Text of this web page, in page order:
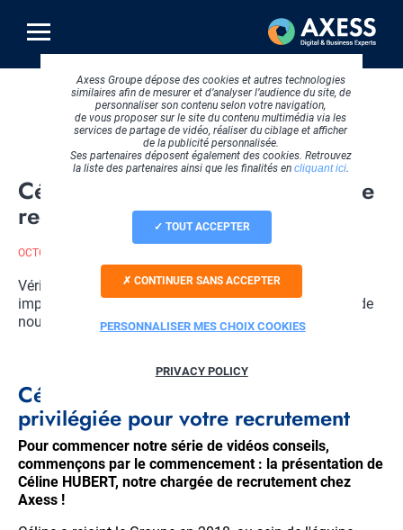
contenu
principal
Accueil Espace carrière
La communauté Axess
Vidéos RH
Céline HUBERT, votre chargée de recrutement chez Axess
Céline HUBERT, votre chargée de
recrutement chez Axess
OCTOBRE 2021
Véritable chasseuse de talents, Céline a une mission
importante pour Axess : agrandir la Team Axess avec de
nouveaux talents et de nouvelles personnalités !
Céline HUBERT, l'interlocutrice
privilégiée pour votre recrutement
Pour commencer notre série de vidéos conseils,
commençons par le commencement : la présentation de
Céline HUBERT, notre chargée de recrutement chez
Axess !
Axess Groupe dépose des cookies et autres technologies
similaires afin de mesurer et d’analyser l’audience du site, de
personnaliser son contenu selon votre navigation,
de vous proposer sur le site du contenu multimédia via les
services de partage de vidéo, réaliser du ciblage et afficher
de la publicité personnalisée.
Ses partenaires déposent également des cookies. Retrouvez
la liste des partenaires ainsi que les finalités en cliquant ici.
TOUT ACCEPTER
CONTINUER SANS ACCEPTER
PERSONNALISER MES CHOIX COOKIES
PRIVACY POLICY